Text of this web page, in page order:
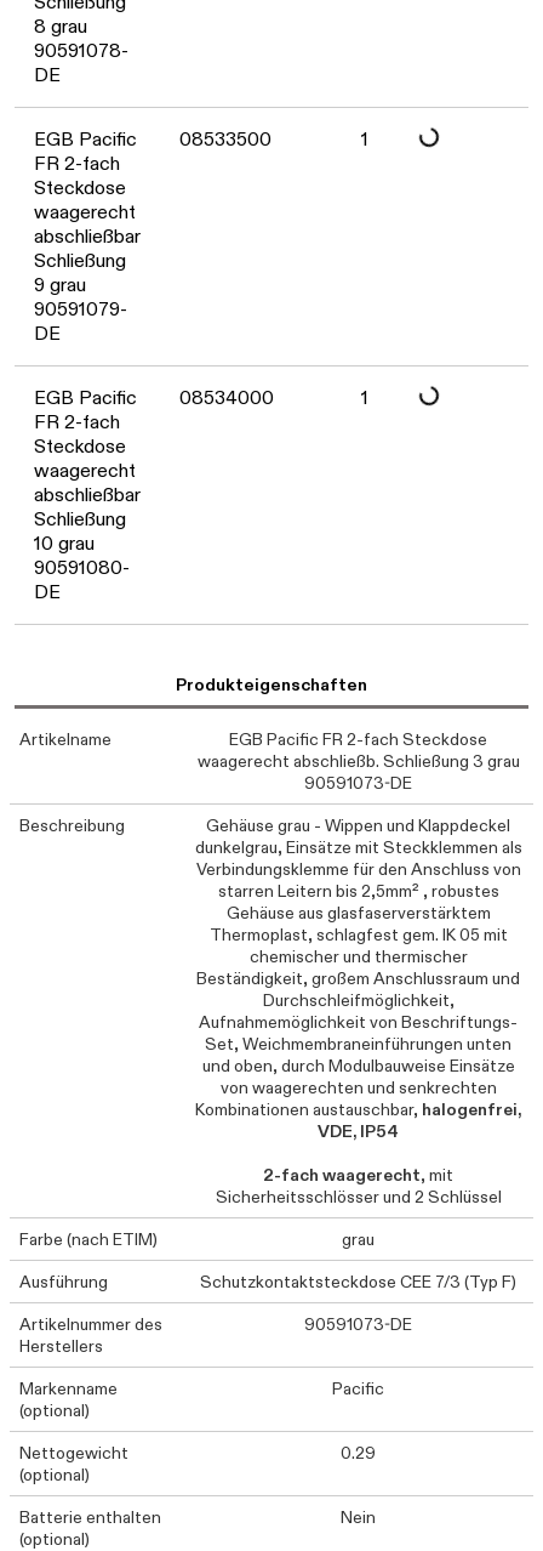
8 grau
90591078-
DE
EGB Pacific
FR 2-fach
Steckdose
waagerecht
abschließbar
Schließung
9 grau
90591079-
DE
08533500 1
EGB Pacific
FR 2-fach
Steckdose
waagerecht
abschließbar
Schließung
10 grau
90591080-
DE
08534000 1
Produkteigenschaften
Artikelname
EGB Pacific FR 2-fach Steckdose
waagerecht abschließb. Schließung 3 grau
90591073-DE
Beschreibung
Gehäuse grau - Wippen und Klappdeckel
dunkelgrau, Einsätze mit Steckklemmen als
Verbindungsklemme für den Anschluss von
starren Leitern bis 2,5mm² , robustes
Gehäuse aus glasfaserverstärktem
Thermoplast, schlagfest gem. IK 05 mit
chemischer und thermischer
Beständigkeit, großem Anschlussraum und
Durchschleifmöglichkeit,
Aufnahmemöglichkeit von Beschriftungs-
Set, Weichmembraneinführungen unten
und oben, durch Modulbauweise Einsätze
von waagerechten und senkrechten
Kombinationen austauschbar, halogenfrei,
VDE, IP54
2-fach waagerecht, mit
Sicherheitsschlösser und 2 Schlüssel
Farbe (nach ETIM)
grau
Ausführung
Schutzkontaktsteckdose CEE 7/3 (Typ F)
Artikelnummer des
Herstellers
90591073-DE
Markenname
(optional)
Pacific
Nettogewicht
(optional)
0.29
Batterie enthalten
(optional)
Nein